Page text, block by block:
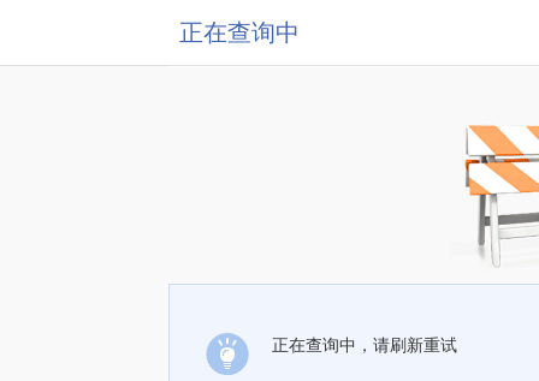
正在查询中
正在查询中，请刷新重试